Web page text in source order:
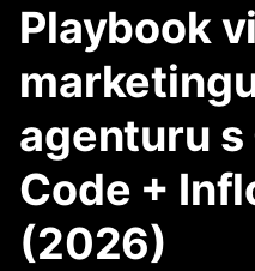
Playbook
agenturu s
Code +
(2026)